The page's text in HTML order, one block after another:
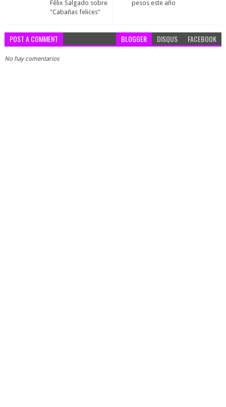
pesos este año
Félix Salgado sobre
"Cabañas felices"
POST A COMMENT BLOGGER DISQUS FACEBOOK
No hay comentarios